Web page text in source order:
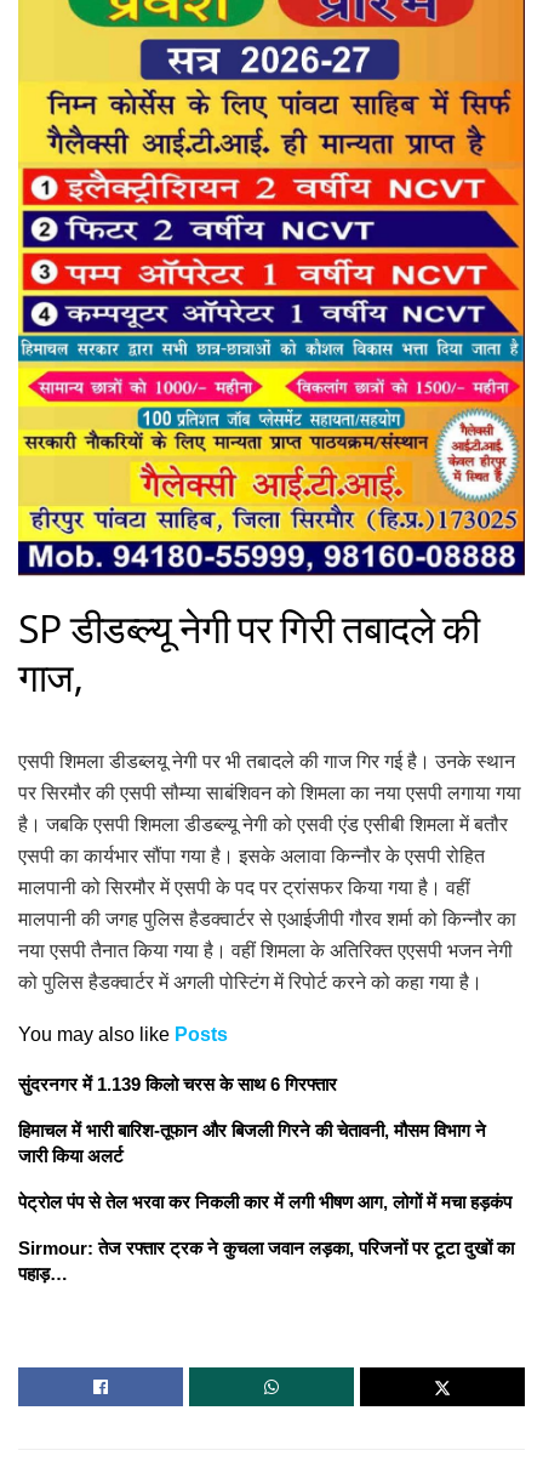
SP डीडब्ल्यू नेगी पर गिरी तबादले की
गाज,
एसपी शिमला डीडब्लयू नेगी पर भी तबादले की गाज गिर गई है। उनके स्थान
पर सिरमौर की एसपी सौम्या साबंशिवन को शिमला का नया एसपी लगाया गया
है। जबकि एसपी शिमला डीडब्ल्यू नेगी को एसवी एंड एसीबी शिमला में बतौर
एसपी का कार्यभार सौंपा गया है। इसके अलावा किन्नौर के एसपी रोहित
मालपानी को सिरमौर में एसपी के पद पर ट्रांसफर किया गया है। वहीं
मालपानी की जगह पुलिस हैडक्वार्टर से एआईजीपी गौरव शर्मा को किन्नौर का
नया एसपी तैनात किया गया है। वहीं शिमला के अतिरिक्त एएसपी भजन नेगी
को पुलिस हैडक्वार्टर में अगली पोस्टिंग में रिपोर्ट करने को कहा गया है।
You may also like Posts
सुंदरनगर में 1.139 किलो चरस के साथ 6 गिरफ्तार
हिमाचल में भारी बारिश-तूफान और बिजली गिरने की चेतावनी, मौसम विभाग ने
जारी किया अलर्ट
पेट्रोल पंप से तेल भरवा कर निकली कार में लगी भीषण आग, लोगों में मचा हड़कंप
Sirmour: तेज रफ्तार ट्रक ने कुचला जवान लड़का, परिजनों पर टूटा दुखों का
पहाड़…